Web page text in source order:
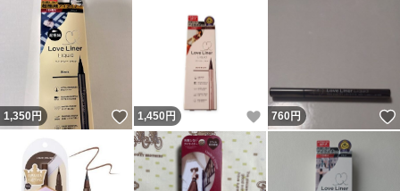
1,350円 いいね！
1,450 円 いいね！
760円